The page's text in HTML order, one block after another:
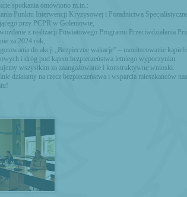
spotkania omówiono m.in.:
Punktu Interwencji Kryzysowej i Poradnictwa
przy PCPR w Goleniowie,
z realizacji Powiatowego Programu Przeciwdziałania
za 2024 rok,
do akcji „Bezpieczne wakacje” – monitorowanie
i dróg pod kątem bezpieczeństwa letniego wypoczynku.
wszystkim za zaangażowanie i konstruktywne wnioski.
działamy na rzecz bezpieczeństwa i wsparcia mieszkańców